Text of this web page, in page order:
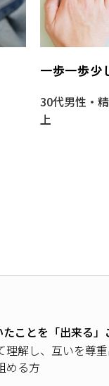
一歩一歩少
30代男性・
上
たことを「出来る」
理解し、互いを尊
める方